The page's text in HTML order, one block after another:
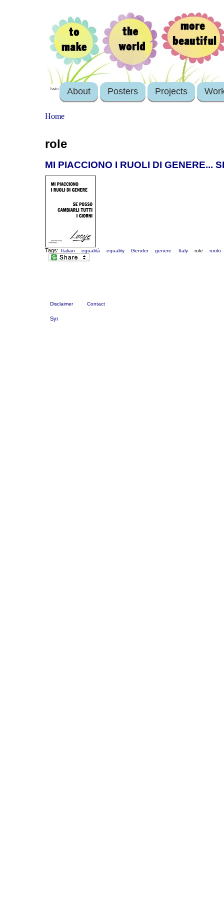
login About Posters Projects
Home
role
MI PIACCIONO I RUOLI DI GENERE...
Tags: Italian egualità equality Gender genere Italy role ruolo
Disclaimer Contact